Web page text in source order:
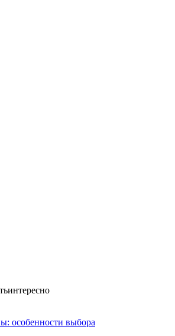
интересно
особенности выбора